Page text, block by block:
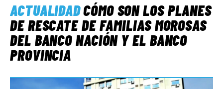
ACTUALIDADCÓMO SON LOS PLANES
DE RESCATE DE FAMILIAS MOROSAS
DEL BANCO NACIÓN Y EL BANCO
PROVINCIA